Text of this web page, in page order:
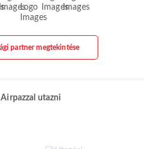
partner megtekintése
utazni